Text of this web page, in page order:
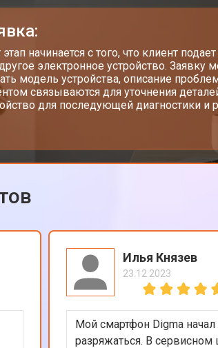
этап начинается с того, что клиент
электронное устройство. Заявку
модель устройства, описание
связываются для уточнения
для последующей диагностики и
Илья Князев
23.12.2023
Мой смартфон Digma
разряжаться. В сервисном